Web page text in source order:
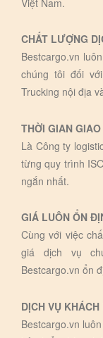
CHẤT LƯỢNG
Bestcargo.vn
chúng tôi đối
Trucking nội địa
THỜI GIAN
Là Công ty
từng quy trình
ngắn nhất.
GIÁ LUÔN ỔN
Cùng với việc
giá dịch vụ
Bestcargo.vn ổn
DỊCH VỤ KHÁCH
Bestcargo.vn